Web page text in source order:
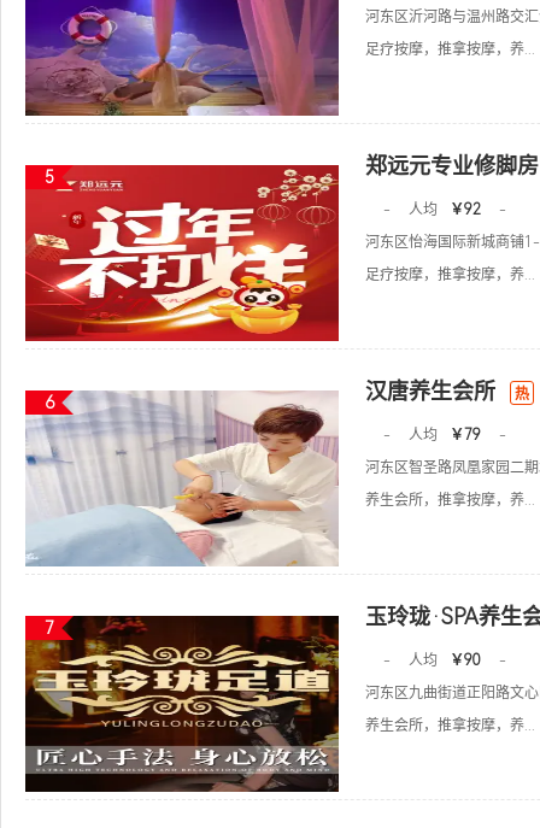
河东区沂河路与温州路交
足疗按摩，推拿按摩，养...
5 郑远元专业修脚
- 人均 ￥92
-
河东区怡海国际新城商铺
足疗按摩，推拿按摩，养...
6 汉唐养生会所 热
- 人均 ￥79
-
河东区智圣路凤凰家园二
养生会所，推拿按摩，养...
7 玉玲珑·SPA养生
- 人均 ￥90
-
河东区九曲街道正阳路文
养生会所，推拿按摩，养...